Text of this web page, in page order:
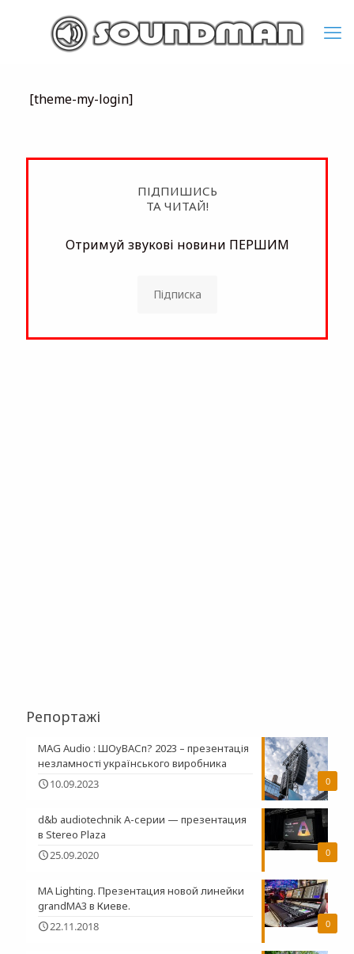
[theme-my-login]
ПІДПИШИСЬ
ТА ЧИТАЙ!
Отримуй звукові новини ПЕРШИМ
Підписка
Репортажі
0
MAG Audio : ШОуВАСп? 2023 – презентація
незламності українського виробника
10.09.2023
0
d&b audiotechnik A-серии — презентация
в Stereo Plaza
25.09.2020
0
MA Lighting. Презентация новой линейки
grandMA3 в Киеве.
22.11.2018